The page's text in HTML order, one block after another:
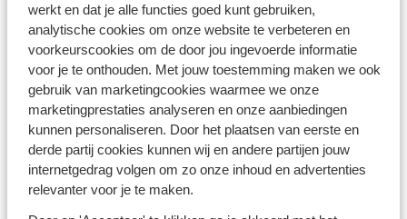
werkt en dat je alle functies goed kunt gebruiken,
analytische cookies om onze website te verbeteren en
voorkeurscookies om de door jou ingevoerde informatie
voor je te onthouden. Met jouw toestemming maken we ook
gebruik van marketingcookies waarmee we onze
marketingprestaties analyseren en onze aanbiedingen
kunnen personaliseren. Door het plaatsen van eerste en
derde partij cookies kunnen wij en andere partijen jouw
internetgedrag volgen om zo onze inhoud en advertenties
relevanter voor je te maken.
Vos vacances idéales au
ski
Découvrir